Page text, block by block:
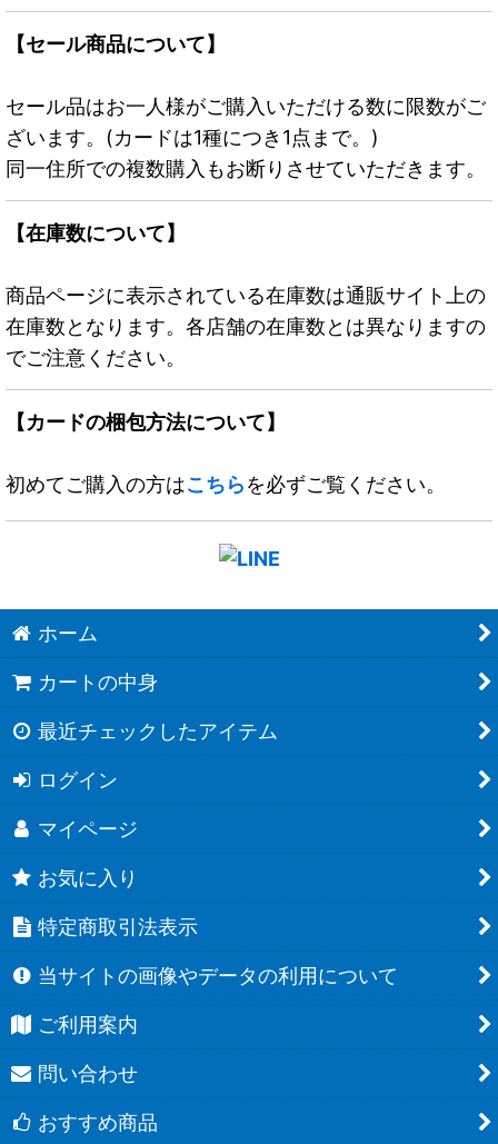
【セール商品について】
セール品はお一人様がご購入いただける数に限数がご
ざいます。(カードは1種につき1点まで。)
同一住所での複数購入もお断りさせていただきます。
【在庫数について】
商品ページに表示されている在庫数は通販サイト上の
在庫数となります。各店舗の在庫数とは異なりますの
でご注意ください。
【カードの梱包方法について】
初めてご購入の方はこちらを必ずご覧ください。
ホーム
カートの中身
最近チェックしたアイテム
ログイン
マイページ
お気に入り
特定商取引法表示
当サイトの画像やデータの利用について
ご利用案内
問い合わせ
おすすめ商品